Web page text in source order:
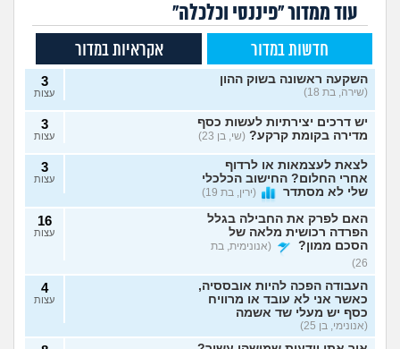
עוד ממדור "פיננסי וכלכלה"
חדשות במדור אקראיות במדור
השקעה ראשונה בשוק ההון
(שירה, בת 18)
3
עצות
יש דרכים יצירתיות לעשות כסף
מדירה בקומת קרקע? (שי, בן 23)
3
עצות
לצאת לעצמאות או לרדוף
אחרי החלום? החישוב הכלכלי
שלי לא מסתדר
(ירין, בת 19)
3
עצות
האם לפרק את החבילה בגלל
הפרדה רכושית מלאה של
הסכם ממון?
(אנונימית, בת
26)
16
עצות
העבודה הפכה להיות אובססיה,
כאשר אני לא עובד או מרוויח
כסף יש מעלי שד אשמה
(אנונימי, בן 25)
4
עצות